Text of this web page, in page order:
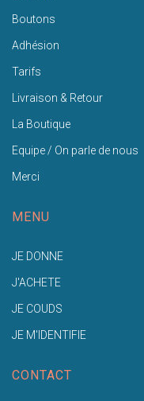
Boutons
Adhésion
Tarifs
Livraison & Retour
La Boutique
Equipe / On parle de nous
Merci
MENU
JE DONNE
J'ACHETE
JE COUDS
JE M'IDENTIFIE
CONTACT